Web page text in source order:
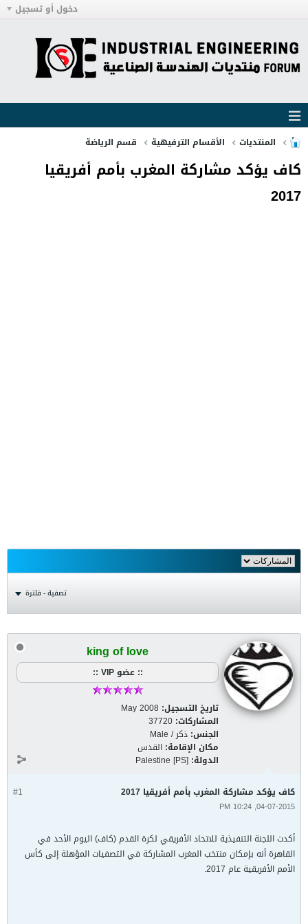
دخول أو تسجيل
المنتديات الأقسام الترفيهية قسم الرياضة
كاف يؤكد مشاركة المغرب بأمم أفريقيا
2017
تصفية - فلترة
king of love
:: عضو VIP ::
تاريخ التسجيل: May 2008
المشاركات: 37720
الجنس: ذكر / Male
مكان الإقامة: القدس
الدولة: Palestine [PS]
#1 كاف يؤكد مشاركة المغرب بأمم أفريقيا 2017
04-07-2015, 10:24 PM
أكدت اللجنة التنفيذية للاتحاد الأفريقي لكرة القدم (كاف) اليوم الأحد في
القاهرة أنه بإمكان منتخب المغرب المشاركة في التصفيات المؤهلة إلى كأس
الأمم الأفريقية عام 2017.